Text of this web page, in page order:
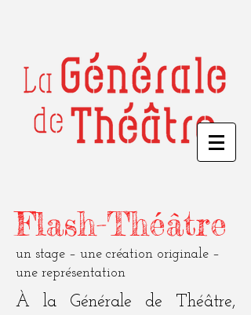
Flash-Théâtre
un stage – une création originale –
une représentation
À la Générale de Théâtre,